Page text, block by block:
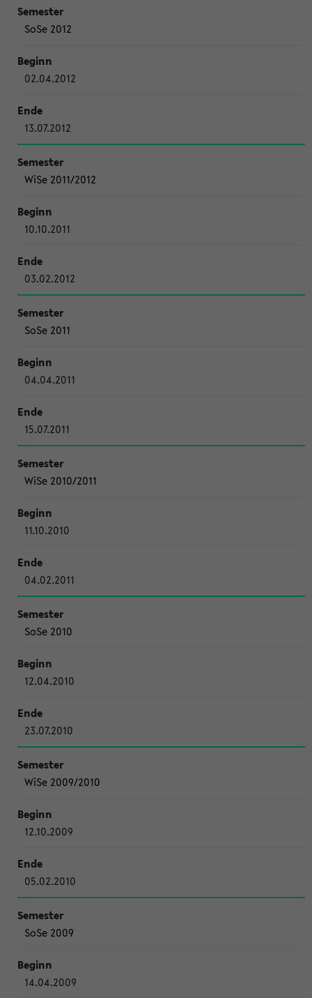
SoSe 2012
02.04.2012
13.07.2012
WiSe 2011/2012
10.10.2011
03.02.2012
SoSe 2011
04.04.2011
15.07.2011
WiSe 2010/2011
11.10.2010
04.02.2011
SoSe 2010
12.04.2010
23.07.2010
WiSe 2009/2010
12.10.2009
05.02.2010
SoSe 2009
14.04.2009